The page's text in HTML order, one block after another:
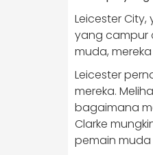
Leicester
yang campur
muda,
Leicester
mereka.
bagaimana
Clarke
pemain